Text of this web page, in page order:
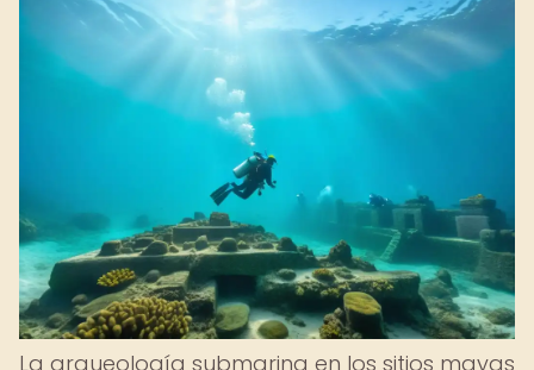
La arqueología submarina en los sitios mayas